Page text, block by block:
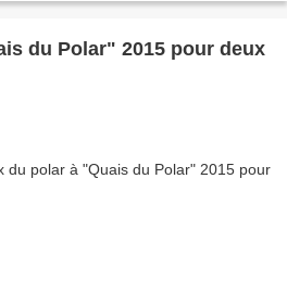
du Polar" 2015 pour deux